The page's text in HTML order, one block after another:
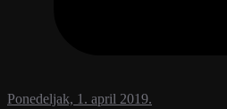
Ponedeljak, 1. april 2019.